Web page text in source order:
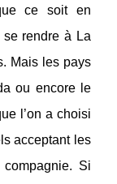
ce soit en
se rendre à La
Mais les pays
ou encore le
l’on a choisi
acceptant les
Si